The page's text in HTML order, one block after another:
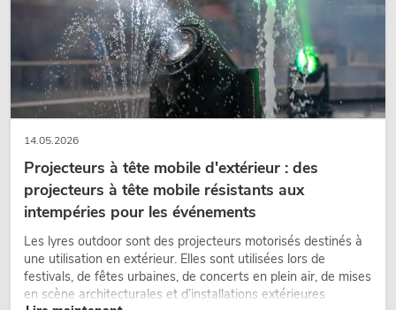
14.05.2026
Projecteurs à tête mobile d'extérieur : des
projecteurs à tête mobile résistants aux
intempéries pour les événements
Les lyres outdoor sont des projecteurs motorisés destinés à
une utilisation en extérieur. Elles sont utilisées lors de
festivals, de fêtes urbaines, de concerts en plein air, de mises
en scène architecturales et d’installations extérieures